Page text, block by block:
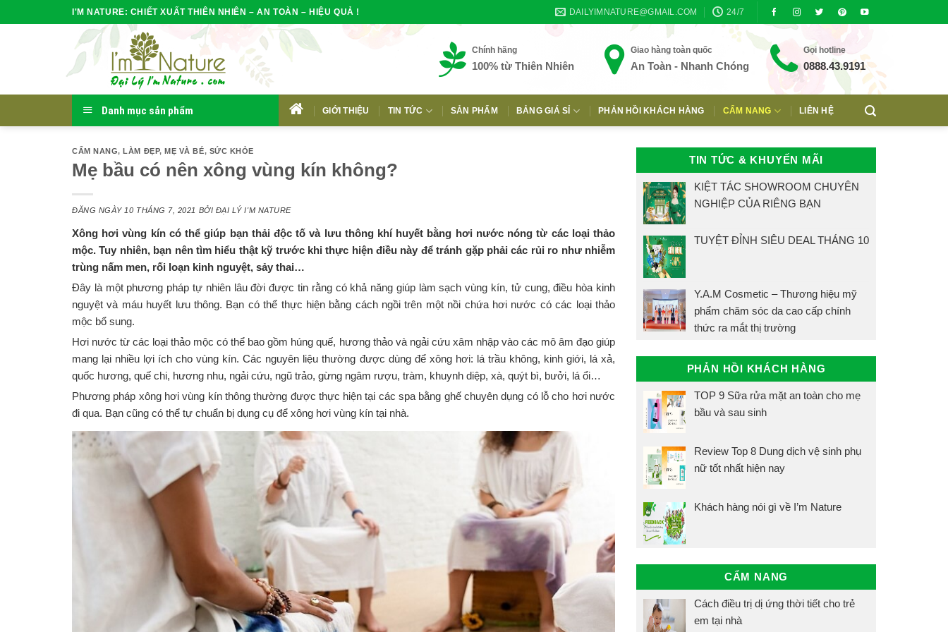
to
I'M NATURE: CHIẾT XUẤT THIÊN NHIÊN – AN TOÀN – HIỆU QUẢ ! DAILYIMNATURE@GMAIL.COM 24/7
Chính hãng
100% từ Thiên Nhiên
Giao hàng toàn quốc
An Toàn - Nhanh Chóng
Gọi hotline
0888.43.9191
Danh mục sản phẩm
HOME
GIỚI THIỆU TIN TỨC SẢN PHẨM BẢNG GIÁ SỈ PHẢN HỒI KHÁCH HÀNG CẨM NANG LIÊN HỆ
CẨM NANG,LÀM ĐẸP,MẸ VÀ BÉ, SỨC KHỎE
Mẹ bầu có nên xông vùng kín không?
ĐĂNG NGÀY 10 THÁNG 7, 2021 BỞI ĐẠI LÝ I'M NATURE
Xông hơi vùng kín có thể giúp bạn thải độc tố và lưu thông khí huyết bằng hơi nước nóng từ các loại thảo
mộc. Tuy nhiên, bạn nên tìm hiểu thật kỹ trước khi thực hiện điều này để tránh gặp phải các rủi ro như nhiễm
trùng nấm men, rối loạn kinh nguyệt, sảy thai…
Đây là một phương pháp tự nhiên lâu đời được tin rằng có khả năng giúp làm sạch vùng kín, tử cung, điều hòa kinh
nguyệt và máu huyết lưu thông. Bạn có thể thực hiện bằng cách ngồi trên một nồi chứa hơi nước có các loại thảo
mộc bổ sung.
Hơi nước từ các loại thảo mộc có thể bao gồm húng quế, hương thảo và ngải cứu xâm nhập vào các mô âm đạo giúp
mang lại nhiều lợi ích cho vùng kín. Các nguyên liệu thường được dùng để xông hơi: lá trầu không, kinh giới, lá xả,
quốc hương, quế chi, hương nhu, ngải cứu, ngũ trảo, gừng ngâm rượu, tràm, khuynh diệp, xà, quýt bì, bưởi, lá ổi…
Phương pháp xông hơi vùng kín thông thường được thực hiện tại các spa bằng ghế chuyên dụng có lỗ cho hơi nước
đi qua. Bạn cũng có thể tự chuẩn bị dụng cụ để xông hơi vùng kín tại nhà.
TIN TỨC & KHUYẾN MÃI
KIỆT TÁC SHOWROOM CHUYÊN
NGHIỆP CỦA RIÊNG BẠN
TUYỆT ĐỈNH SIÊU DEAL THÁNG 10
Y.A.M Cosmetic – Thương hiệu mỹ
phẩm chăm sóc da cao cấp chính
thức ra mắt thị trường
PHẢN HỒI KHÁCH HÀNG
TOP 9 Sữa rửa mặt an toàn cho mẹ
bầu và sau sinh
Review Top 8 Dung dịch vệ sinh phụ
nữ tốt nhất hiện nay
Khách hàng nói gì về I’m Nature
CẨM NANG
Cách điều trị dị ứng thời tiết cho trẻ
em tại nhà